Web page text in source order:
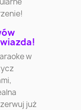
w
już